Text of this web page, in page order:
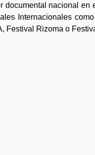
documental nacional en
Internacionales
Festival Rizoma o